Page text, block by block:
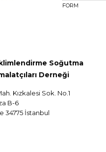
FORM
Soğutma
Derneği
Kızkalesi Sok. No.1
B-6
34775 İstanbul